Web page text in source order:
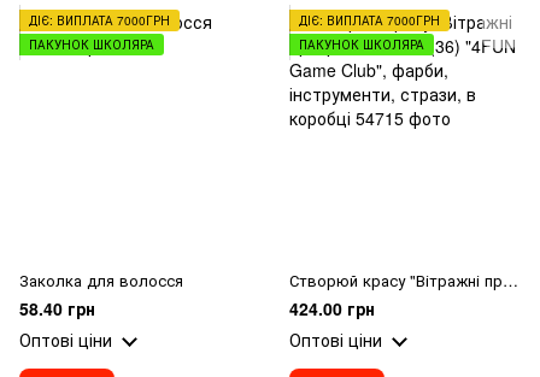
ДІЄ: ВИПЛАТА 7000ГРН
ПАКУНОК ШКОЛЯРА
Заколка для волосся
58.40 грн
Оптові ціни
ДІЄ: ВИПЛАТА 7000ГРН
ПАКУНОК ШКОЛЯРА
Створюй красу "Вітражні прикраси" 54715 (36) "4FUN Game Club", фарби, інструменти, стрази, в коробці
424.00 грн
Оптові ціни